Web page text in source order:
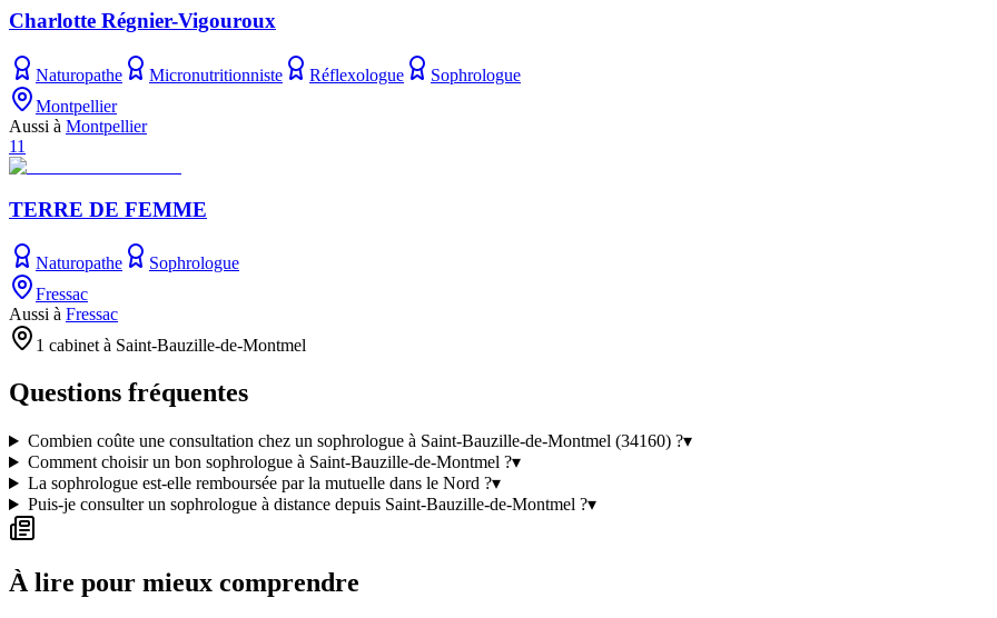
Charlotte Régnier-Vigouroux
Naturopathe Micronutritionniste Réflexologue
Sophrologue
Montpellier
Aussi à Montpellier
11
TERRE DE FEMME
Naturopathe
Sophrologue
Fressac
Aussi à Fressac
1 cabinet à Saint-Bauzille-de-Montmel
Questions fréquentes
Combien coûte une consultation chez un sophrologue à Saint-Bauzille-de-Montmel (34160) ?▾
Comment choisir un bon sophrologue à Saint-Bauzille-de-Montmel ?▾
La sophrologue est-elle remboursée par la mutuelle dans le Nord ?▾
Puis-je consulter un sophrologue à distance depuis Saint-Bauzille-de-Montmel ?▾
À lire pour mieux comprendre